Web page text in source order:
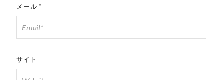
メール *
サイト